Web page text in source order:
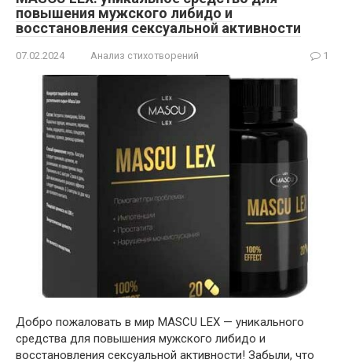
повышения мужского либидо и
восстановления сексуальной активности
07.02.2024 Анализ стихотворений 1
Добро пожаловать в мир MASCU LEX — уникального
средства для повышения мужского либидо и
восстановления сексуальной активности! Забыли, что